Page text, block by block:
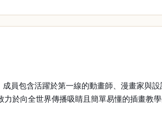
員包含活躍於第一線的動畫師、漫畫家與
於向全世界傳播吸睛且簡單易懂的插畫教